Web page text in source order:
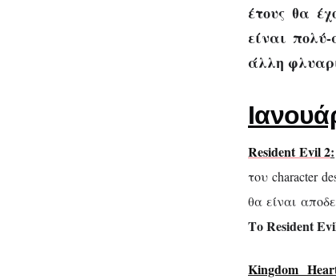
έτους θα
είναι
άλλη
Resident Evil 2:
του character
θα είναι
Το Resident
Kingdom